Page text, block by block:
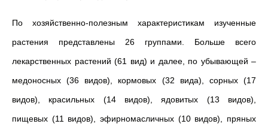
По хозяйственно-полезным характеристикам изученные
растения представлены 26 группами. Больше всего
лекарственных растений (61 вид) и далее, по убывающей –
медоносных (36 видов), кормовых (32 вида), сорных (17
видов), красильных (14 видов), ядовитых (13 видов),
пищевых (11 видов), эфирномасличных (10 видов), пряных